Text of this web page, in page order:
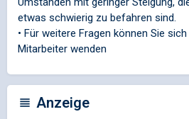
etwas schwierig zu befahren sind.
• Für weitere Fragen können Sie
Mitarbeiter wenden
Anzeige